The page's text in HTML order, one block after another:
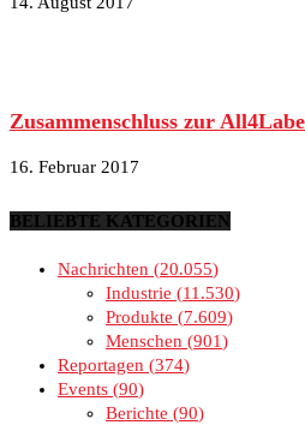
Zusammenschluss zur
16. Februar 2017
BELIEBTE KATEGORIEN
Nachrichten
20.055
Industrie
11.530
Produkte
7.609
Menschen
901
Reportagen
374
Events 90
Berichte
90